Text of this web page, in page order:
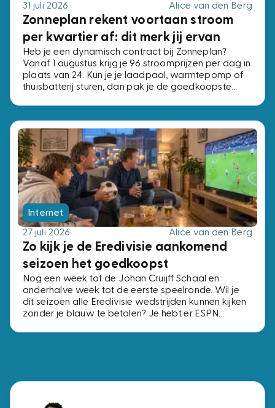
31 juli 2026
Alice van den Berg
Zonneplan rekent voortaan stroom
per kwartier af: dit merk jij ervan
Heb je een dynamisch contract bij Zonneplan?
Vanaf 1 augustus krijg je 96 stroomprijzen per dag in
plaats van 24. Kun je je laadpaal, warmtepomp of
thuisbatterij sturen, dan pak je de goedkoopste
Internet
27 juli 2026
Alice van den Berg
Zo kijk je de Eredivisie aankomend
seizoen het goedkoopst
Nog een week tot de Johan Cruijff Schaal en
anderhalve week tot de eerste speelronde. Wil je
dit seizoen alle Eredivisie wedstrijden kunnen kijken
zonder je blauw te betalen? Je hebt er ESPN